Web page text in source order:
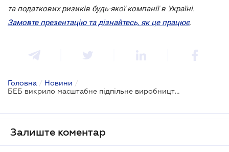
та податкових ризиків будь-якої компанії в Україні.
Замовте презентацію та дізнайтесь, як це працює.
Головна / Новини /
БЕБ викрило масштабне підпільне виробництво продуктів харчування під брендами відомих світових марок
Залиште коментар